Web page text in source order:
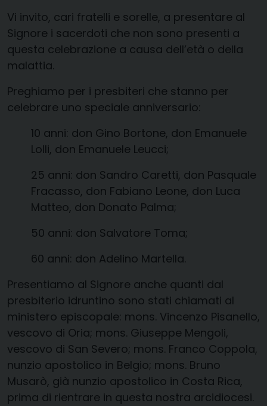
Vi invito, cari fratelli e sorelle, a presentare al
Signore i sacerdoti che non sono presenti a
questa celebrazione a causa dell’età o della
malattia.
Preghiamo per i presbiteri che stanno per
celebrare uno speciale anniversario:
10 anni: don Gino Bortone, don Emanuele
Lolli, don Emanuele Leucci;
25 anni: don Sandro Caretti, don Pasquale
Fracasso, don Fabiano Leone, don Luca
Matteo, don Donato Palma;
50 anni: don Salvatore Toma;
60 anni: don Adelino Martella.
Presentiamo al Signore anche quanti dal
presbiterio idruntino sono stati chiamati al
ministero episcopale: mons. Vincenzo Pisanello,
vescovo di Oria; mons. Giuseppe Mengoli,
vescovo di San Severo; mons. Franco Coppola,
nunzio apostolico in Belgio; mons. Bruno
Musarò, già nunzio apostolico in Costa Rica,
prima di rientrare in questa nostra arcidiocesi.